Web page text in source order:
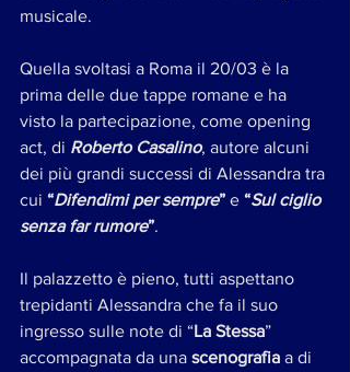
musicale.
Quella svoltasi a Roma il 20/03 è la
prima delle due tappe romane e ha
visto la partecipazione, come opening
act, di Roberto Casalino, autore alcuni
dei più grandi successi di Alessandra tra
cui “Difendimi per sempre” e “Sul ciglio
senza far rumore”.
Il palazzetto è pieno, tutti aspettano
trepidanti Alessandra che fa il suo
ingresso sulle note di “La Stessa”
accompagnata da una scenografia a di